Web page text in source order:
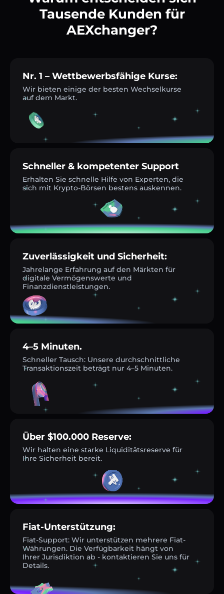
Tausende Kunden für
AEXchanger?
Nr. 1 – Wettbewerbsfähige Kurse:
Wir bieten einige der besten Wechselkurse
auf dem Markt.
Schneller & kompetenter Support
Erhalten Sie schnelle Hilfe von Experten, die
sich mit Krypto-Börsen bestens auskennen.
Zuverlässigkeit und Sicherheit:
Jahrelange Erfahrung auf den Märkten für
digitale Vermögenswerte und
Finanzdienstleistungen.
4–5 Minuten.
Schneller Tausch: Unsere durchschnittliche
Transaktionszeit beträgt nur 4–5 Minuten.
Über $100.000 Reserve:
Wir halten eine starke Liquiditätsreserve für
Ihre Sicherheit bereit.
Fiat-Unterstützung:
Fiat-Support: Wir unterstützen mehrere Fiat-
Währungen. Die Verfügbarkeit hängt von
Ihrer Jurisdiktion ab - kontaktieren Sie uns für
Details.